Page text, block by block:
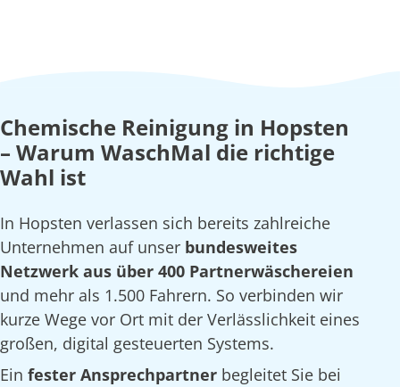
Chemische Reinigung in Hopsten
– Warum WaschMal die richtige
Wahl ist
In Hopsten verlassen sich bereits zahlreiche
Unternehmen auf unser bundesweites
Netzwerk aus über 400 Partnerwäschereien
und mehr als 1.500 Fahrern. So verbinden wir
kurze Wege vor Ort mit der Verlässlichkeit eines
großen, digital gesteuerten Systems.
Ein fester Ansprechpartner begleitet Sie bei